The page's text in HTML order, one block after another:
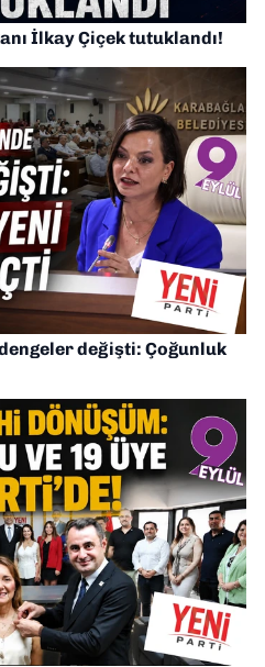
İlkay Çiçek tutuklandı!
değişti: Çoğunluk